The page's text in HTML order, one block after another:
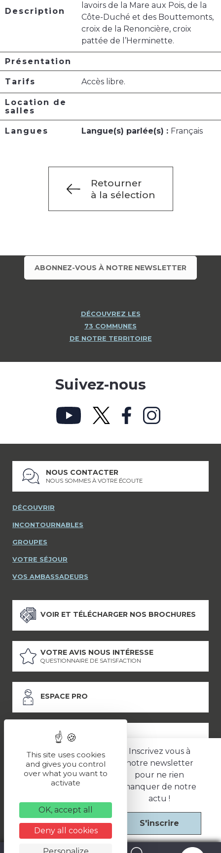
Description
lavoirs de la Mare aux Pois, de la
Côte-Duché et des Bouttemonts,
croix de la Renoncière, croix
pattée de l’Herminette.
Présentation
Tarifs Accès libre.
Location de
salles
Langues Langue(s) parlée(s) : Français
Retourner
à la sélection
Inscrivez vous à
notre newsletter
pour ne rien
manquer de notre
actu !
S'inscrire
ABONNEZ-VOUS À NOTRE NEWSLETTER
DÉCOUVREZ LES
73 COMMUNES
DE NOTRE TERRITOIRE
Suivez-nous
NOUS CONTACTER
NOUS SOMMES À VOTRE ÉCOUTE
DÉCOUVRIR
INCONTOURNABLES
GROUPES
VOTRE SÉJOUR
VOS AMBASSADEURS
VOIR ET TÉLÉCHARGER NOS BROCHURES
VOTRE AVIS NOUS INTÉRESSE
QUESTIONNAIRE DE SATISFACTION
ESPACE PRO
ESPACE PRESSE
LES PARTENAIRES
Politique de confidentialité
Une réalisation
This site uses cookies
and gives you control
over what you want to
activate
OK, accept all
Deny all cookies